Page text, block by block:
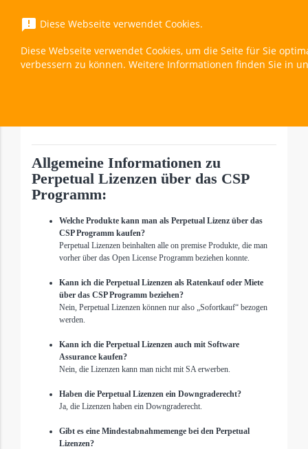
menu
Rights Management Services (RMS) 2025
Allgemeine Informationen zu
Perpetual Lizenzen über das CSP
Programm:
Welche Produkte kann man als Perpetual Lizenz über das
CSP Programm kaufen?
Perpetual Lizenzen beinhalten alle on premise Produkte, die man
vorher über das Open License Programm beziehen konnte.
Kann ich die Perpetual Lizenzen als Ratenkauf oder Miete
über das CSP Programm beziehen?
Nein, Perpetual Lizenzen können nur also „Sofortkauf“ bezogen
werden.
Kann ich die Perpetual Lizenzen auch mit Software
Assurance kaufen?
Nein, die Lizenzen kann man nicht mit SA erwerben.
Haben die Perpetual Lizenzen ein Downgraderecht?
Ja, die Lizenzen haben ein Downgraderecht.
Gibt es eine Mindestabnahmemenge bei den Perpetual
Lizenzen?
announcement Diese Webseite verwendet Cookies.
Diese Webseite verwendet Cookies, um die Seite für Sie
verbessern zu können. Weitere Informationen finden Sie in